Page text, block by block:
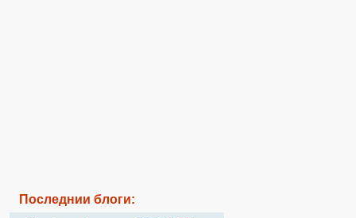
Последнии блоги: